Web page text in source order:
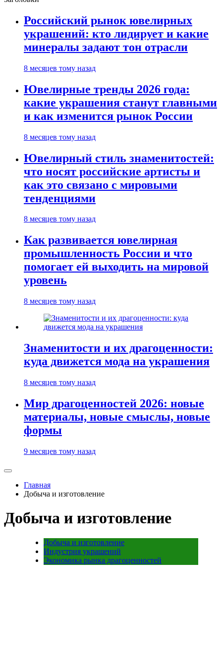
Российский рынок ювелирных
украшений: кто лидирует и какие
минералы задают тон отрасли
8 месяцев тому назад
Ювелирные тренды 2026 года:
какие украшения станут главными
и как изменится рынок России
8 месяцев тому назад
Ювелирный стиль знаменитостей:
что носят российские артисты и
как это связано с мировыми
тенденциями
8 месяцев тому назад
Как развивается ювелирная
промышленность России и что
помогает ей выходить на мировой
уровень
8 месяцев тому назад
Знаменитости и их драгоценности:
куда движется мода на украшения
8 месяцев тому назад
Мир драгоценностей 2026: новые
материалы, новые смыслы, новые
формы
9 месяцев тому назад
Главная
Добыча и изготовление
Добыча и изготовление
Добыча и изготовление
Индустрия украшений
Экономика рынка драгоценностей